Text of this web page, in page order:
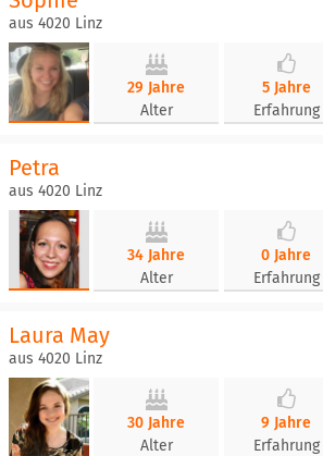
aus 4020 Linz
29 Jahre
Alter
5 Jahre
Erfahrung
Petra
aus 4020 Linz
34 Jahre
Alter
0 Jahre
Erfahrung
Laura May
aus 4020 Linz
30 Jahre
Alter
9 Jahre
Erfahrung